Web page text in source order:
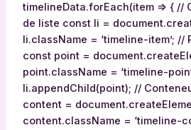
timelineData.forEach(item => { //
de liste const li =
li.className = ‘timeline-item’; //
const point =
point.className = ‘timeline-
li.appendChild(point); //
content =
content.className = ‘timeline-